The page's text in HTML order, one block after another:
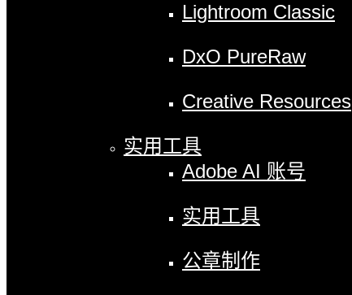
Lightroom Classic
DxO PureRaw
Creative Resources
实用工具
Adobe AI 账号
实用工具
公章制作